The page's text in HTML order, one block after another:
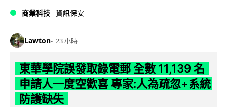
商業科技 資訊保安
Lawton 23 小時
東華學院誤發取錄電郵 全數 11,139 名
申請人一度空歡喜 專家:人為疏忽+系統
防護缺失